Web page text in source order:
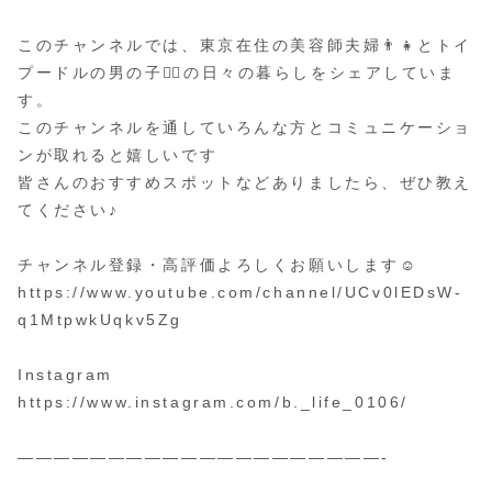
このチャンネルでは、東京在住の美容師夫婦👨👧とトイ
プードルの男の子🐕‍🦺の日々の暮らしをシェアしていま
す。
このチャンネルを通していろんな方とコミュニケーショ
ンが取れると嬉しいです
皆さんのおすすめスポットなどありましたら、ぜひ教え
てください♪
チャンネル登録・高評価よろしくお願いします☺︎
https://www.youtube.com/channel/UCv0lEDsW-
q1MtpwkUqkv5Zg
Instagram
https://www.instagram.com/b._life_0106/
————————————————————-